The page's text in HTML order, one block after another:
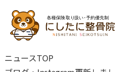
ニュースTOP